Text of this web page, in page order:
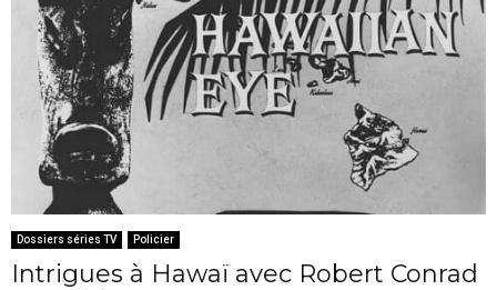
Dossiers séries TV Policier
Intrigues à Hawaï avec Robert Conrad